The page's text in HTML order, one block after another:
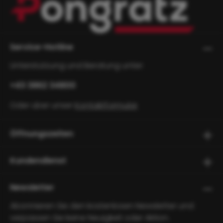
Service-Hotline
+43 3862 34800
Kontaktformular
Öffnungszeiten
Kundendienst
Newsletter